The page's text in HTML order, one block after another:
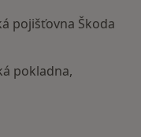
pojišťovna Škoda
pokladna,